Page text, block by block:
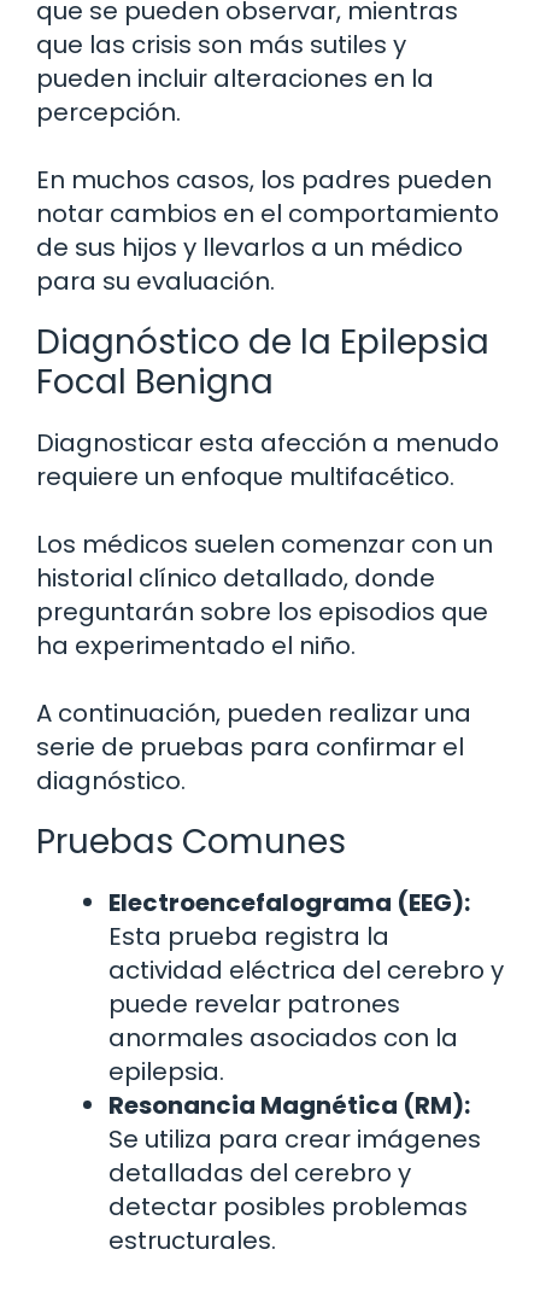
que se pueden observar, mientras
que las crisis son más sutiles y
pueden incluir alteraciones en la
percepción.
En muchos casos, los padres pueden
notar cambios en el comportamiento
de sus hijos y llevarlos a un médico
para su evaluación.
Diagnóstico de la Epilepsia
Focal Benigna
Diagnosticar esta afección a menudo
requiere un enfoque multifacético.
Los médicos suelen comenzar con un
historial clínico detallado, donde
preguntarán sobre los episodios que
ha experimentado el niño.
A continuación, pueden realizar una
serie de pruebas para confirmar el
diagnóstico.
Pruebas Comunes
Electroencefalograma (EEG):
Esta prueba registra la
actividad eléctrica del cerebro y
puede revelar patrones
anormales asociados con la
epilepsia.
Resonancia Magnética (RM):
Se utiliza para crear imágenes
detalladas del cerebro y
detectar posibles problemas
estructurales.